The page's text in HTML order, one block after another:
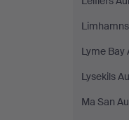
Lyme Bay
Lysekils
Ma San